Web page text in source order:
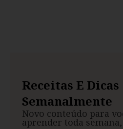
Receitas E Dicas
Semanalmente
Novo conteúdo para
aprender toda